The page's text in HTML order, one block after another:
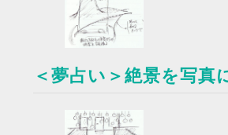
＜夢占い＞絶景を写真